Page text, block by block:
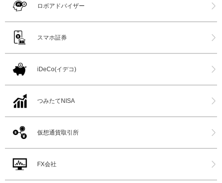
ロボアドバイザー
スマホ証券
iDeCo(イデコ)
つみたてNISA
仮想通貨取引所
FX会社